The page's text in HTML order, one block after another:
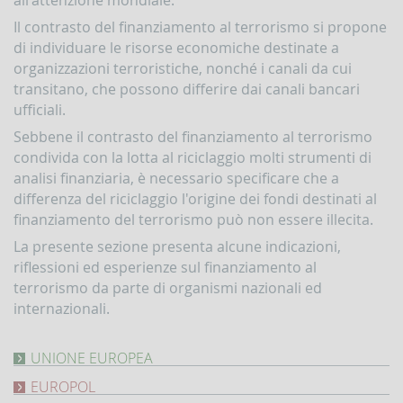
all'attività
dei
Paesi
che
minacciano
la
pace
la
sicurezza
internazionale
Indicatori,
comunicazioni
inerenti
profili
anomalia
per
Il contrasto del finanziamento al terrorismo si propone
di individuare le risorse economiche destinate a
organizzazioni terroristiche, nonché i canali da cui
transitano, che possono differire dai canali bancari
ufficiali.
Sebbene il contrasto del finanziamento al terrorismo
condivida con la lotta al riciclaggio molti strumenti di
analisi finanziaria, è necessario specificare che a
differenza del riciclaggio l'origine dei fondi destinati al
finanziamento del terrorismo può non essere illecita.
La presente sezione presenta alcune indicazioni,
riflessioni ed esperienze sul finanziamento al
terrorismo da parte di organismi nazionali ed
internazionali.
UNIONE EUROPEA
risposta
EUROPOL